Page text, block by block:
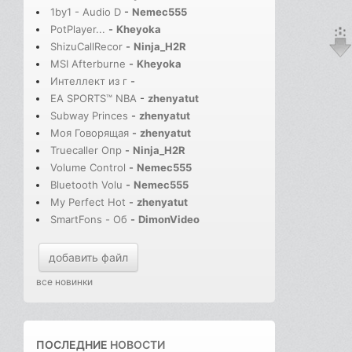
1by1 - Audio D - Nemec555
PotPlayer... - Kheyoka
ShizuCallRecor - Ninja_H2R
MSI Afterburne - Kheyoka
Интеллект из г -
EA SPORTS™ NBA - zhenyatut
Subway Princes - zhenyatut
Моя Говорящая - zhenyatut
Truecaller Опр - Ninja_H2R
Volume Control - Nemec555
Bluetooth Volu - Nemec555
My Perfect Hot - zhenyatut
SmartFons - Об - DimonVideo
добавить файл
все новинки
ПОСЛЕДНИЕ НОВОСТИ